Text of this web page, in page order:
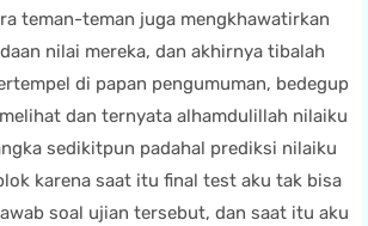
teman-teman juga mengkhawatirkan
nilai mereka, dan akhirnya tibalah
di papan pengumuman, bedegup
dan ternyata alhamdulillah nilaiku
sedikitpun padahal prediksi nilaiku
karena saat itu final test aku tak bisa
soal ujian tersebut, dan saat itu aku